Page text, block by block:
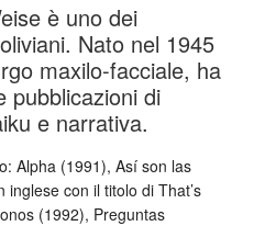
è uno dei
Nato nel 1945
maxilo-facciale, ha
pubblicazioni di
e narrativa.
Alpha (1991), Así son las
con il titolo di That’s
(1992), Preguntas